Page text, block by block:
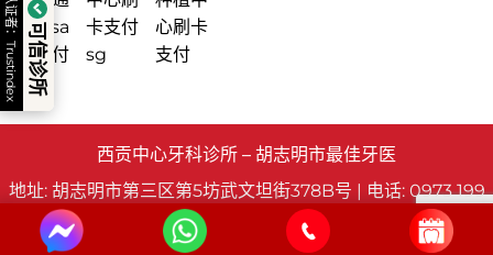
西贡中心牙科诊所 – 胡志明市最佳牙医
地址: 胡志明市第三区第5坊武文坦街378B号 | 电话: 0973 199
986 | 邮箱: clinic@saigoncenterdental.com. 专业与技术监
督负责人: 阮玉新 博士 © 2025 - 版权所有
西贡中心牙科诊所
可信诊所
认证者：Trustindex